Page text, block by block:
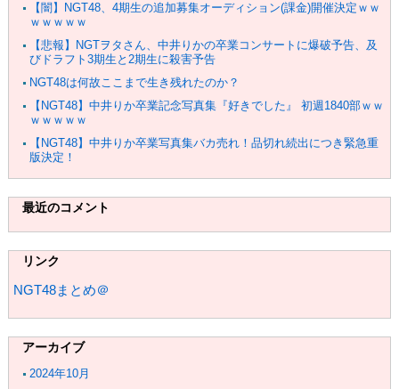
【闇】NGT48、4期生の追加募集オーディション(課金)開催決定ｗｗ
ｗｗｗｗｗ
【悲報】NGTヲタさん、中井りかの卒業コンサートに爆破予告、及
びドラフト3期生と2期生に殺害予告
NGT48は何故ここまで生き残れたのか？
【NGT48】中井りか卒業記念写真集『好きでした』 初週1840部ｗｗ
ｗｗｗｗｗ
【NGT48】中井りか卒業写真集バカ売れ！品切れ続出につき緊急重
版決定！
最近のコメント
リンク
NGT48まとめ＠
アーカイブ
2024年10月